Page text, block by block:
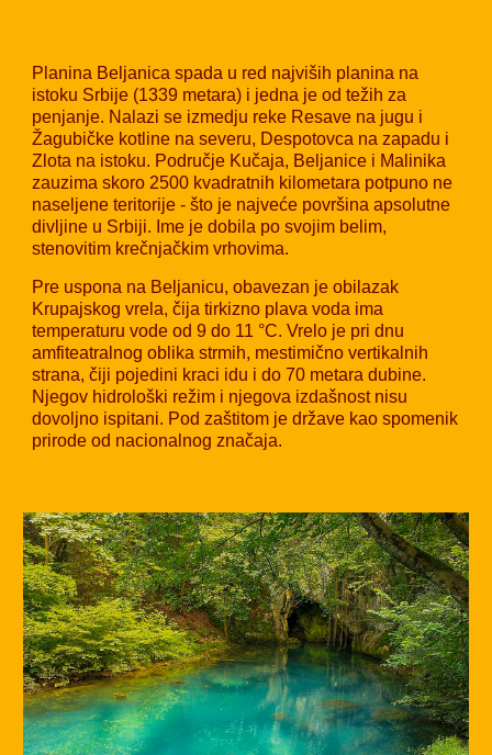
Planina Beljanica spada u red najviših planina na
istoku Srbije (1339 metara) i jedna je od težih za
penjanje. Nalazi se izmedju reke Resave na jugu i
Žagubičke kotline na severu, Despotovca na zapadu i
Zlota na istoku. Područje Kučaja, Beljanice i Malinika
zauzima skoro 2500 kvadratnih kilometara potpuno ne
naseljene teritorije - što je najveće površina apsolutne
divljine u Srbiji. Ime je dobila po svojim belim,
stenovitim krečnjačkim vrhovima.
Pre uspona na Beljanicu,obavezan jeobilazak
Krupajskog vrela,čija tirkizno plava voda ima
temperaturu vode od 9 do 11 °C. Vrelo je pri dnu
amfiteatralnog oblika strmih, mestimično vertikalnih
strana, čiji pojedini kraci idu i do 70 metara dubine.
Njegov hidrološki režim i njegova izdašnost nisu
dovoljno ispitani. Pod zaštitom je države kao spomenik
prirode od nacionalnog značaja.